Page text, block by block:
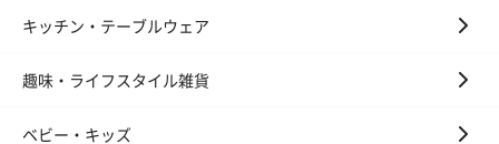
ディット（712円）
（704円）
酒（655円）
キッチン・テーブルウェア
趣味・ライフスタイル雑貨
ベビー・キッズ